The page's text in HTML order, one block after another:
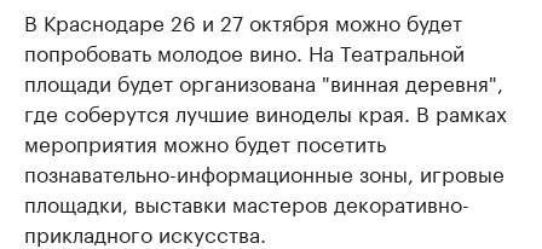
В Краснодаре 26 и 27 октября можно будет
попробовать молодое вино. На Театральной
площади будет организована "винная деревня",
где соберутся лучшие виноделы края. В рамках
мероприятия можно будет посетить
познавательно-информационные зоны, игровые
площадки, выставки мастеров декоративно-
прикладного искусства.